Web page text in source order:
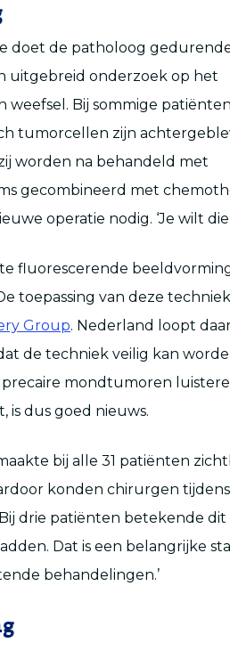
doet de patholoog
uitgebreid onderzoek op het
weefsel. Bij sommige
tumorcellen zijn
worden na behandeld met
gecombineerd met
operatie nodig. ‘Je wilt
fluorescerende
toepassing van deze
Group. Nederland loopt
de techniek veilig kan
precaire mondtumoren
is dus goed nieuws.
bij alle 31 patiënten
konden chirurgen
drie patiënten betekende
Dat is een belangrijke
behandelingen.’